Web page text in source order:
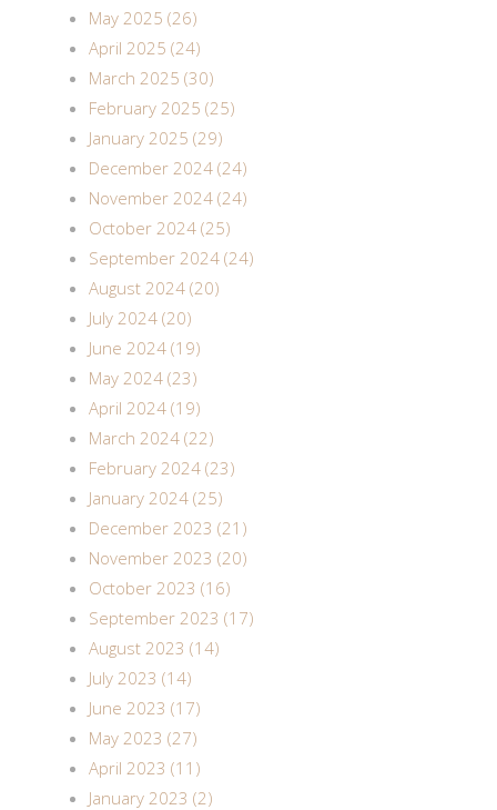
May 2025 (26)
April 2025 (24)
March 2025 (30)
February 2025 (25)
January 2025 (29)
December 2024 (24)
November 2024 (24)
October 2024 (25)
September 2024 (24)
August 2024 (20)
July 2024 (20)
June 2024 (19)
May 2024 (23)
April 2024 (19)
March 2024 (22)
February 2024 (23)
January 2024 (25)
December 2023 (21)
November 2023 (20)
October 2023 (16)
September 2023 (17)
August 2023 (14)
July 2023 (14)
June 2023 (17)
May 2023 (27)
April 2023 (11)
January 2023 (2)